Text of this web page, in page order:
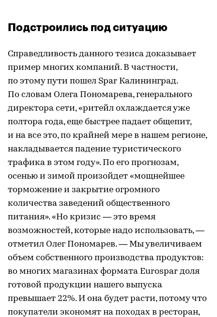
Подстроились под ситуацию
Справедливость данного тезиса доказывает
пример многих компаний. В частности,
по этому пути пошел Spar Калининград.
По словам Олега Пономарева, генерального
директора сети, «ритейл охлаждается уже
полтора года, еще быстрее падает общепит,
и на все это, по крайней мере в нашем регионе,
накладывается падение туристического
трафика в этом году». По его прогнозам,
осенью и зимой произойдет «мощнейшее
торможение и закрытие огромного
количества заведений общественного
питания». «Но кризис — это время
возможностей, которые надо использовать, —
отметил Олег Пономарев. — Мы увеличиваем
объем собственного производства продуктов:
во многих магазинах формата Eurospar доля
готовой продукции нашего выпуска
превышает 22%. И она будет расти, потому что
покупатели экономят на походах в ресторан,